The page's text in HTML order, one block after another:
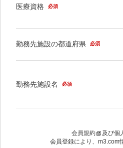
医療資格 必須
勤務先施設の都道府県 必須
勤務先施設名 必須
会員規約 及び個
会員登録により、 m3.com